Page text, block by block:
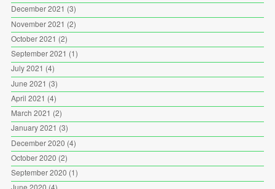
December 2021 (3)
November 2021 (2)
October 2021 (2)
September 2021 (1)
July 2021 (4)
June 2021 (3)
April 2021 (4)
March 2021 (2)
January 2021 (3)
December 2020 (4)
October 2020 (2)
September 2020 (1)